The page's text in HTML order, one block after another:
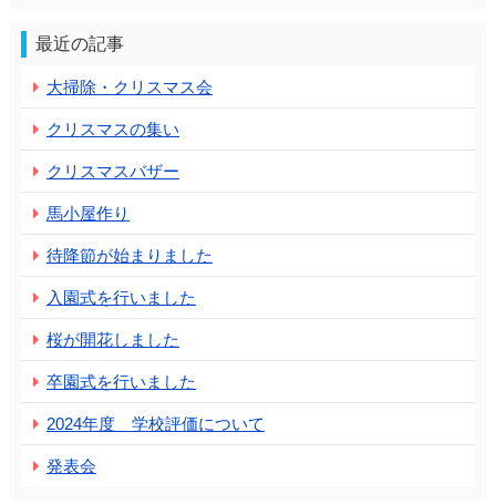
最近の記事
大掃除・クリスマス会
クリスマスの集い
クリスマスバザー
馬小屋作り
待降節が始まりました
入園式を行いました
桜が開花しました
卒園式を行いました
2024年度 学校評価について
発表会